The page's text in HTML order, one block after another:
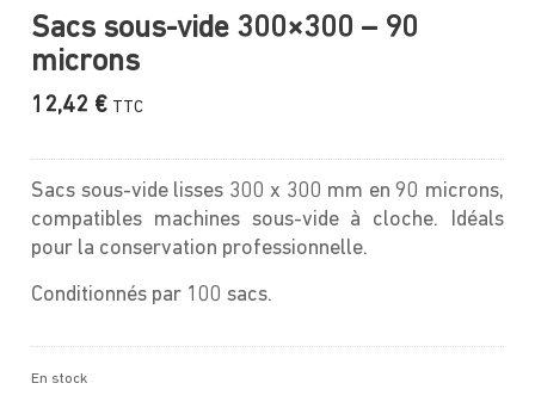
Sacs sous-vide 300×300 – 90
microns
12,42 € TTC
Sacs sous-vide lisses 300 x 300 mm en 90 microns,
compatibles machines sous-vide à cloche. Idéals
pour la conservation professionnelle.
Conditionnés par 100 sacs.
En stock